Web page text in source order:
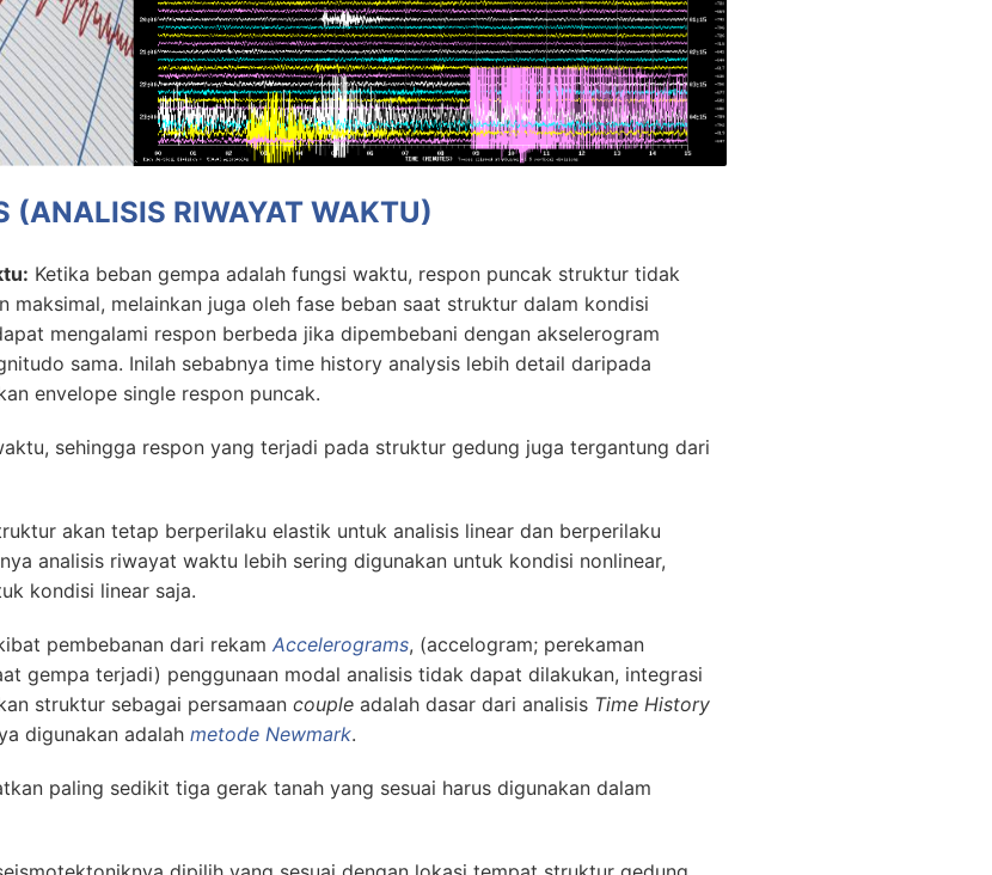
(ANALISIS RIWAYAT WAKTU)
Ketika beban gempa adalah fungsi waktu, respon puncak struktur tidak
maksimal, melainkan juga oleh fase beban saat struktur dalam kondisi
mengalami respon berbeda jika dipembebani dengan akselerogram
sama. Inilah sebabnya time history analysis lebih detail daripada
envelope single respon puncak.
sehingga respon yang terjadi pada struktur gedung juga tergantung dari
akan tetap berperilaku elastik untuk analisis linear dan berperilaku
analisis riwayat waktu lebih sering digunakan untuk kondisi nonlinear,
kondisi linear saja.
pembebanan dari rekam Accelerograms, (accelogram; perekaman
gempa terjadi) penggunaan modal analisis tidak dapat dilakukan, integrasi
struktur sebagai persamaan couple adalah dasar dari analisis Time History
digunakan adalah metode Newmark.
paling sedikit tiga gerak tanah yang sesuai harus digunakan dalam